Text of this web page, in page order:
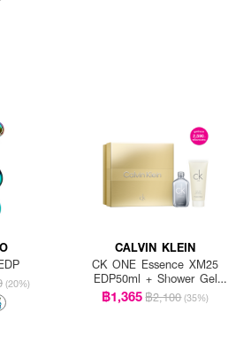
(20%)
CALVIN KLEIN
CK ONE Essence XM25
EDP50ml + Shower Gel
100ml
฿1,365฿2,100 (35%)